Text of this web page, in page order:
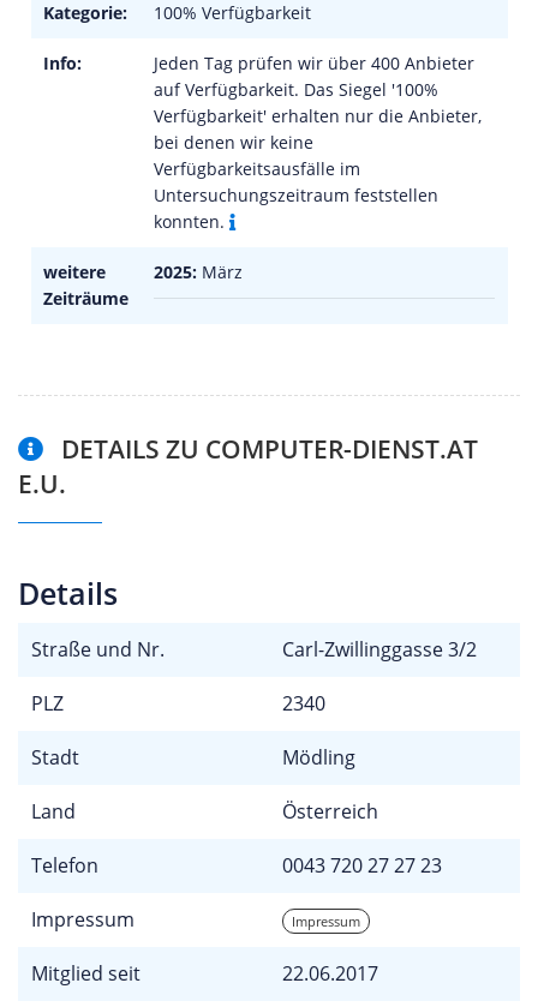
Kategorie: 100% Verfügbarkeit
Info:
Jeden Tag prüfen wir über 400 Anbieter
auf Verfügbarkeit. Das Siegel '100%
Verfügbarkeit' erhalten nur die Anbieter,
bei denen wir keine
Verfügbarkeitsausfälle im
Untersuchungszeitraum feststellen
konnten.
weitere
Zeiträume
2025: März
DETAILS ZU COMPUTER-DIENST.AT
E.U.
Details
Straße und Nr. Carl-Zwillinggasse 3/2
PLZ 2340
Stadt Mödling
Land Österreich
Telefon 0043 720 27 27 23
Impressum Impressum
Mitglied seit 22.06.2017